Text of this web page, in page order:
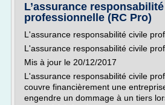
L’assurance
professionnelle (RC Pro)
L'assurance responsabilité civile
L'assurance responsabilité civile
Mis à jour le 20/12/2017
L'assurance responsabilité civile
couvre financièrement une
engendre un dommage à un tiers